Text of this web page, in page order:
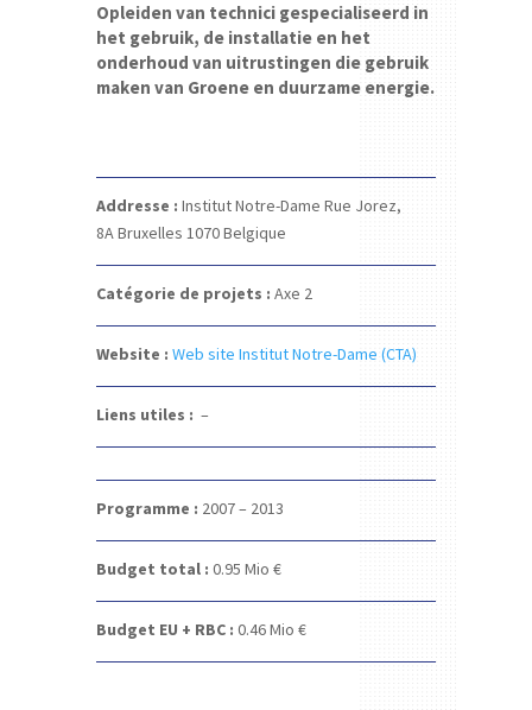
Opleiden van technici gespecialiseerd in
het gebruik, de installatie en het
onderhoud van uitrustingen die gebruik
maken van Groene en duurzame energie.
Addresse : Institut Notre-Dame Rue Jorez,
8ABruxelles 1070Belgique
Catégorie de projets : Axe 2
Website : Web site Institut Notre-Dame (CTA)
Liens utiles : –
Programme : 2007 – 2013
Budget total : 0.95 Mio €
Budget EU + RBC : 0.46 Mio €